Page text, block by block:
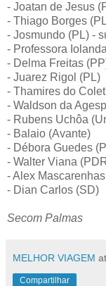
- Joatan de Jesus
- Thiago Borges
- Josmundo (PL) -
- Professora
- Delma Freitas
- Juarez Rigol (PL)
- Thamires do
- Waldson da
- Rubens Uchôa
- Balaio (Avante)
- Débora Guedes
- Walter Viana
- Alex
- Dian Carlos (SD)
Secom Palmas
MELHOR VIAGEM at
Compartilhar